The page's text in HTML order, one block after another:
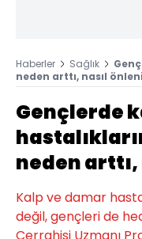
Haberler Sağlık
neden arttı, nasıl
Gençlerde
neden
Kalp ve damar
değil, gençleri de